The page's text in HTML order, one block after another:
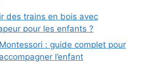
des trains en bois avec
pour les enfants ?
: guide complet pour
l’enfant